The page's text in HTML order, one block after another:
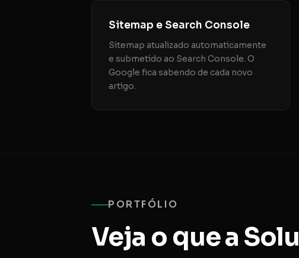
Sitemap e Search Console
Sitemap atualizado automaticamente
e submetido ao Search Console. O
Google fica sabendo de cada novo
artigo.
PORTFÓLIO
Veja o que a